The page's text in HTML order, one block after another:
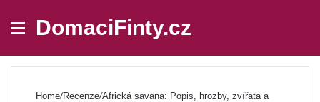
Menu
DomaciFinty.cz
Home/Recenze/Africká savana: Popis, hrozby, zvířata a